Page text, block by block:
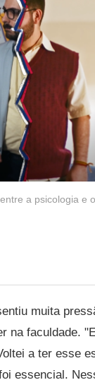
a psicologia e
muita
na faculdade.
a ter esse
essencial.